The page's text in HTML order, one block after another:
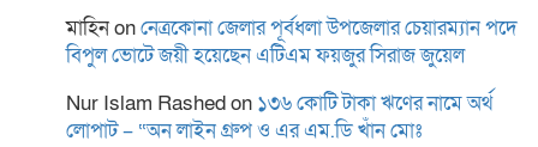
ময়মনসিংহে কিশোরীকে ধর্ষণ ও
ভিডিও ধারণ করে
ব্ল্যাকমেইল,গ্রেপ্তার-১
মাহিনonনেত্রকোনা জেলার পূর্বধলা উপজেলার চেয়ারম্যান পদে
বিপুল ভোটে জয়ী হয়েছেন এটিএম ফয়জুর সিরাজ জুয়েল
Nur Islam Rashedon ১৩৬ কোটি টাকা ঋণের নামে অর্থ
লোপাট – “অন লাইন গ্রুপ ও এর এম.ডি খাঁন মোঃ